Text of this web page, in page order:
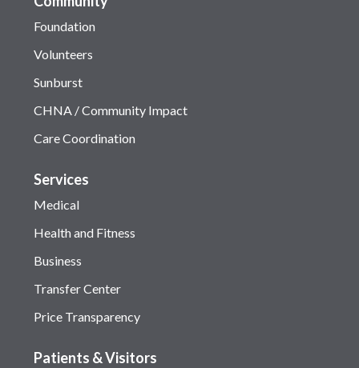
Foundation
Volunteers
Sunburst
CHNA / Community Impact
Care Coordination
Services
Medical
Health and Fitness
Business
Transfer Center
Price Transparency
Patients & Visitors